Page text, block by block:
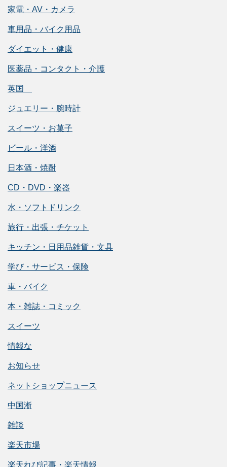
家電・AV・カメラ
車用品・バイク用品
ダイエット・健康
医薬品・コンタクト・介護
英国
ジュエリー・腕時計
スイーツ・お菓子
ビール・洋酒
日本酒・焼酎
CD・DVD・楽器
水・ソフトドリンク
旅行・出張・チケット
キッチン・日用品雑貨・文具
学び・サービス・保険
車・バイク
本・雑誌・コミック
スイーツ
情報な
お知らせ
ネットショップニュース
中国淅
雑談
楽天市場
楽天れび記事・楽天情報